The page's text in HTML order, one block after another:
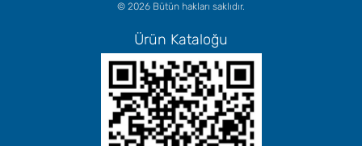
© 2026 Bütün hakları saklıdır.
Ürün Kataloğu